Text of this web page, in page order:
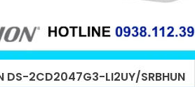
DS-2CD2047G3-LI2UY/SRBHUN